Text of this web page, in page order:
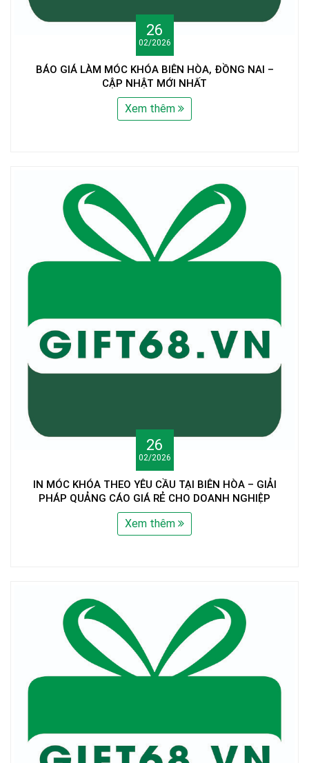
26
02/2026
BÁO GIÁ LÀM MÓC KHÓA BIÊN HÒA, ĐỒNG NAI –
CẬP NHẬT MỚI NHẤT
Xem thêm
26
02/2026
IN MÓC KHÓA THEO YÊU CẦU TẠI BIÊN HÒA – GIẢI
PHÁP QUẢNG CÁO GIÁ RẺ CHO DOANH NGHIỆP
Xem thêm